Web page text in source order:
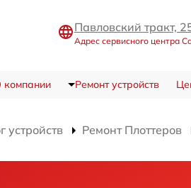
Павловский тракт,
Адрес сервисного центра
компании Ремонт устройств
устройств Ремонт Плоттеров